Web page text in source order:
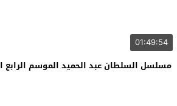
01:49:54
مسلسل السلطان عبد الحميد الموسم الرابع